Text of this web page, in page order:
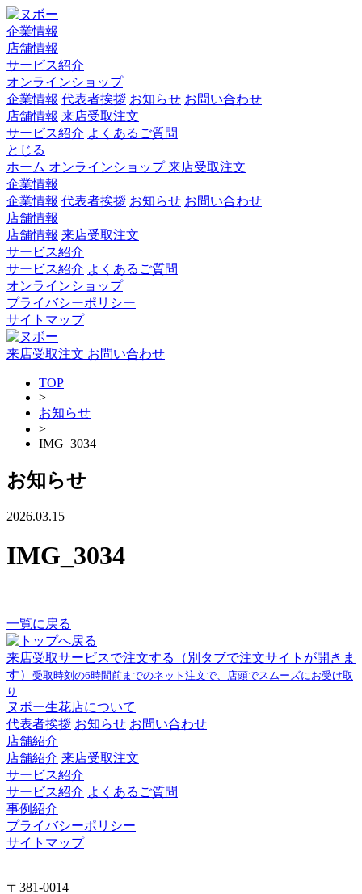
企業情報
店舗情報
サービス紹介
オンラインショップ
企業情報 代表者挨拶 お知らせ お問い合わせ
店舗情報 来店受取注文
サービス紹介 よくあるご質問
とじる
ホーム オンラインショップ来店受取注文
企業情報
企業情報 代表者挨拶 お知らせ お問い合わせ
店舗情報
店舗情報 来店受取注文
サービス紹介
サービス紹介 よくあるご質問
オンラインショップ
プライバシーポリシー
サイトマップ
来店受取注文 お問い合わせ
TOP
>
お知らせ
>
IMG_3034
お知らせ
2026.03.15
IMG_3034
一覧に戻る
来店受取サービスで注文する
（別タブで注文サイトが開きま
す） 受取時刻の6時間前までのネット注文で、店頭でスムーズにお受け取
り
ヌボー生花店について
代表者挨拶 お知らせ お問い合わせ
店舗紹介
店舗紹介 来店受取注文
サービス紹介
サービス紹介 よくあるご質問
事例紹介
プライバシーポリシー
サイトマップ
〒381-0014